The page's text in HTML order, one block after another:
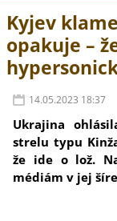
Kyjev
opakuje –
14.05.2023 18:37
Ukrajina
strelu typu
že ide o lož.
médiám v jej